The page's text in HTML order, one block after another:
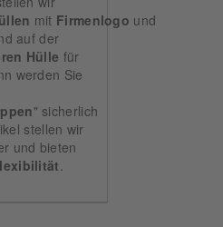
mit Firmenlogo und
auf der
Hülle für
werden Sie
" sicherlich
stellen wir
und bieten
.